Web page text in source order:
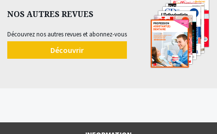
NOS AUTRES REVUES
Découvrez nos autres revues et abonnez-vous
Découvrir